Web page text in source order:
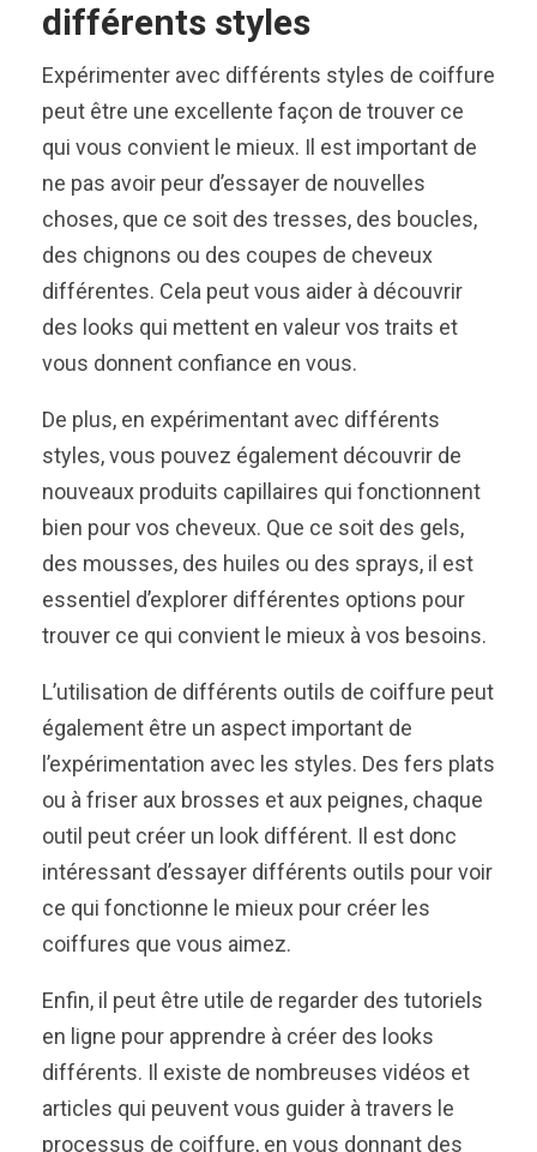
différents styles
Expérimenter avec différents styles de coiffure
peut être une excellente façon de trouver ce
qui vous convient le mieux. Il est important de
ne pas avoir peur d’essayer de nouvelles
choses, que ce soit des tresses, des boucles,
des chignons ou des coupes de cheveux
différentes. Cela peut vous aider à découvrir
des looks qui mettent en valeur vos traits et
vous donnent confiance en vous.
De plus, en expérimentant avec différents
styles, vous pouvez également découvrir de
nouveaux produits capillaires qui fonctionnent
bien pour vos cheveux. Que ce soit des gels,
des mousses, des huiles ou des sprays, il est
essentiel d’explorer différentes options pour
trouver ce qui convient le mieux à vos besoins.
L’utilisation de différents outils de coiffure peut
également être un aspect important de
l’expérimentation avec les styles. Des fers plats
ou à friser aux brosses et aux peignes, chaque
outil peut créer un look différent. Il est donc
intéressant d’essayer différents outils pour voir
ce qui fonctionne le mieux pour créer les
coiffures que vous aimez.
Enfin, il peut être utile de regarder des tutoriels
en ligne pour apprendre à créer des looks
différents. Il existe de nombreuses vidéos et
articles qui peuvent vous guider à travers le
processus de coiffure, en vous donnant des